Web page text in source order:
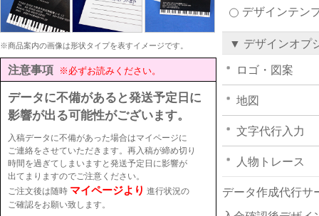
※商品案内の画像は形状タイプを表すイメージです。
注意事項 ※必ずお読みください。
データに不備があると発送予定日に
影響が出る可能性がございます。
入稿データに不備があった場合はマイページに
ご連絡をさせていただきます。再入稿が締め切り
時間を過ぎてしまいますと発送予定日に影響が
出てまりますのでご注意ください。
ご注文後は随時 マイページより 進行状況の
ご確認をお願い致します。
デザインテン
▼ デザインオプ
ロゴ・図案
地図
文字代行入力
人物トレース
データ作成代行サ